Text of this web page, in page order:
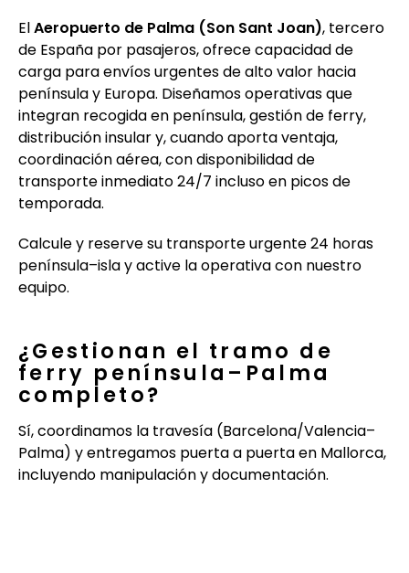
ElAeropuerto de Palma (Son Sant Joan), tercero
de España por pasajeros, ofrece capacidad de
carga para envíos urgentes de alto valor hacia
península y Europa. Diseñamos operativas que
integran recogida en península, gestión de ferry,
distribución insular y, cuando aporta ventaja,
coordinación aérea, con disponibilidad de
transporte inmediato 24/7 incluso en picos de
temporada.
Calcule y reserve su transporte urgente 24 horas
península–isla y active la operativa con nuestro
equipo.
¿Gestionan el tramo de
ferry península–Palma
completo?
Sí, coordinamos la travesía (Barcelona/Valencia–
Palma) y entregamos puerta a puerta en Mallorca,
incluyendo manipulación y documentación.